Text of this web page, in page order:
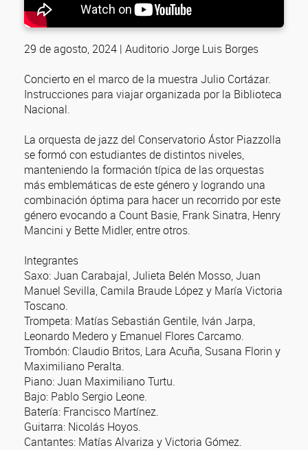
29 de agosto, 2024 | Auditorio Jorge Luis Borges
Concierto en el marco de la muestra Julio Cortázar.
Instrucciones para viajar organizada por la Biblioteca
Nacional.
La orquesta de jazz del Conservatorio Ástor Piazzolla
se formó con estudiantes de distintos niveles,
manteniendo la formación típica de las orquestas
más emblemáticas de este género y logrando una
combinación óptima para hacer un recorrido por este
género evocando a Count Basie, Frank Sinatra, Henry
Mancini y Bette Midler, entre otros.
Integrantes
Saxo: Juan Carabajal, Julieta Belén Mosso, Juan
Manuel Sevilla, Camila Braude López y María Victoria
Toscano.
Trompeta: Matías Sebastián Gentile, Iván Jarpa,
Leonardo Medero y Emanuel Flores Carcamo.
Trombón: Claudio Britos, Lara Acuña, Susana Florin y
Maximiliano Peralta.
Piano: Juan Maximiliano Turtu.
Bajo: Pablo Sergio Leone.
Batería: Francisco Martínez.
Guitarra: Nicolás Hoyos.
Cantantes: Matías Alvariza y Victoria Gómez.